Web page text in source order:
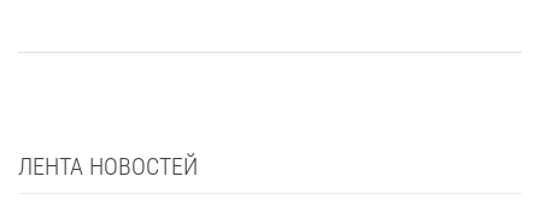
ЛЕНТА НОВОСТЕЙ